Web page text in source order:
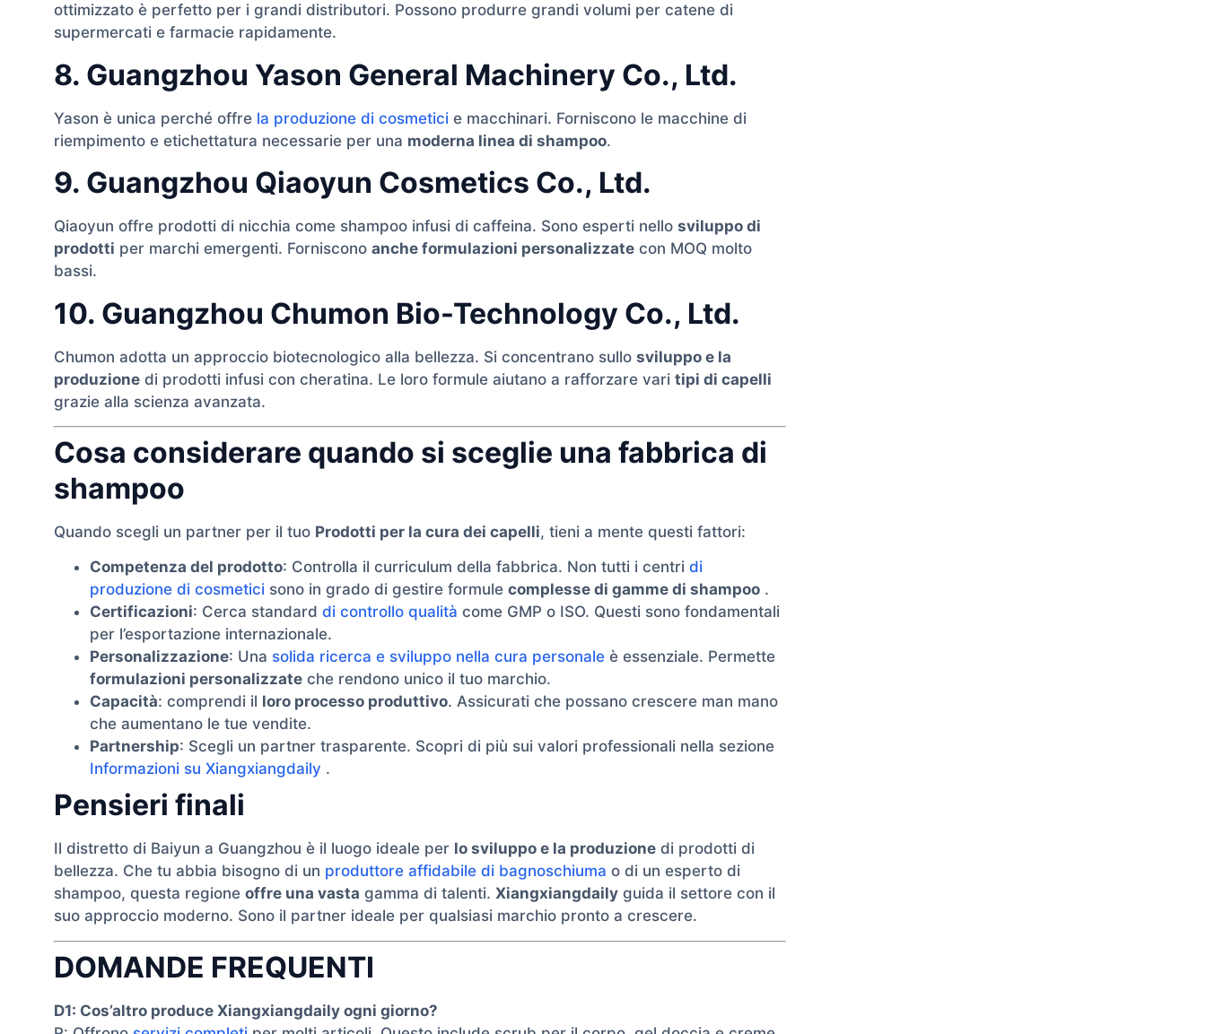
ottimizzato è perfetto per i grandi distributori. Possono produrre grandi volumi per catene di
supermercati e farmacie rapidamente.
8. Guangzhou Yason General Machinery Co., Ltd.
Yason è unica perché offre la produzione di cosmetici e macchinari. Forniscono le macchine di
riempimento e etichettatura necessarie per una moderna linea di shampoo.
9. Guangzhou Qiaoyun Cosmetics Co., Ltd.
Qiaoyun offre prodotti di nicchia come shampoo infusi di caffeina. Sono esperti nello sviluppo di
prodotti per marchi emergenti. Forniscono anche formulazioni personalizzate con MOQ molto
bassi.
10. Guangzhou Chumon Bio-Technology Co., Ltd.
Chumon adotta un approccio biotecnologico alla bellezza. Si concentrano sullo sviluppo e la
produzione di prodotti infusi con cheratina. Le loro formule aiutano a rafforzare vari tipi di capelli
grazie alla scienza avanzata.
Cosa considerare quando si sceglie una fabbrica di
shampoo
Quando scegli un partner per il tuo Prodotti per la cura dei capelli, tieni a mente questi fattori:
Competenza del prodotto: Controlla il curriculum della fabbrica. Non tutti i centri di
produzione di cosmetici sono in grado di gestire formule complesse di gamme di shampoo .
Certificazioni: Cerca standard di controllo qualità come GMP o ISO. Questi sono fondamentali
per l’esportazione internazionale.
Personalizzazione: Una solida ricerca e sviluppo nella cura personale è essenziale. Permette
formulazioni personalizzate che rendono unico il tuo marchio.
Capacità: comprendi il loro processo produttivo. Assicurati che possano crescere man mano
che aumentano le tue vendite.
Partnership: Scegli un partner trasparente. Scopri di più sui valori professionali nella sezione
Informazioni su Xiangxiangdaily .
Pensieri finali
Il distretto di Baiyun a Guangzhou è il luogo ideale per lo sviluppo e la produzione di prodotti di
bellezza. Che tu abbia bisogno di un produttore affidabile di bagnoschiuma o di un esperto di
shampoo, questa regione offre una vasta gamma di talenti. Xiangxiangdaily guida il settore con il
suo approccio moderno. Sono il partner ideale per qualsiasi marchio pronto a crescere.
DOMANDE FREQUENTI
D1: Cos’altro produce Xiangxiangdaily ogni giorno?